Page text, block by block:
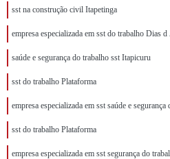
sst na construção civil Itapetinga
empresa especializada em sst do trabalho Dias
saúde e segurança do trabalho sst Itapicuru
sst do trabalho Plataforma
empresa especializada em sst saúde e
sst do trabalho Plataforma
empresa especializada em sst segurança do